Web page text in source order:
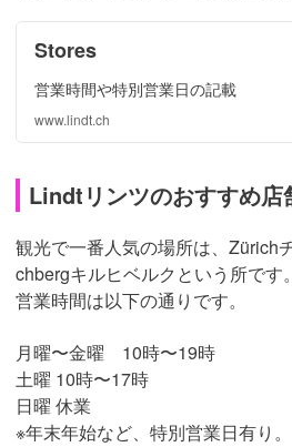
Stores
営業時間や特別営業日の記載
www.lindt.ch
Lindtリンツのおすすめ店
観光で一番人気の場所は、Zürich
chbergキルヒベルクという所です。
営業時間は以下の通りです。
月曜〜金曜 10時〜19時
土曜 10時〜17時
日曜 休業
※年末年始など、特別営業日有り。